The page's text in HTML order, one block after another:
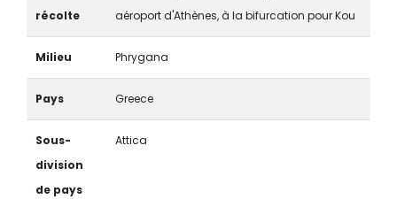
récolte
aéroport d'Athènes, à la bifurcation pour Kou
Milieu Phrygana
Pays Greece
Sous-
division
de pays
Attica